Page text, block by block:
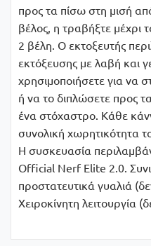
προς τα πίσω στη μισή
βέλος, η τραβήξτε μέχρι
2 βέλη. Ο εκτοξευτής
εκτόξευσης με λαβή και
χρησιμοποιήσετε για να
ή να το διπλώσετε προς
ένα στόχαστρο. Κάθε
συνολική χωρητικότητα
Η συσκευασία
Official Nerf Elite 2.0.
προστατευτικά γυαλιά
Χειροκίνητη λειτουργία